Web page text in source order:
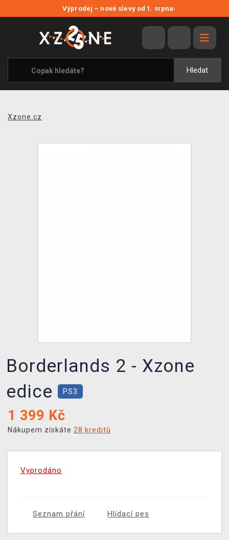
Výprodej – nové slevy od 1. srpna›
Hledat
VÝPRODEJ
VIDEOHRY
XZONE ORIGINALS
TÉMATIKY
Xzone.cz
Borderlands 2 - Xzone
edice
PS3
1 399 Kč
Nákupem získáte 28 kreditů
Vyprodáno
Seznam přání Hlídací pes